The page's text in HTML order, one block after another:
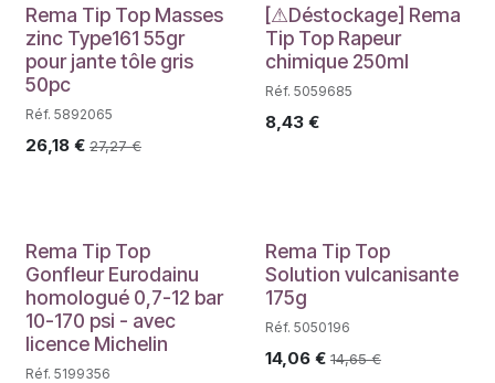
PROMO
Rema Tip Top Masses
zinc Type161 55gr
pour jante tôle gris
50pc
Réf. 5892065
26,18 € 27,27€
Déstockage
[⚠Déstockage] Rema
Tip Top Rapeur
chimique 250ml
Réf. 5059685
8,43€
Rema Tip Top
Gonfleur Eurodainu
homologué 0,7-12 bar
10-170 psi - avec
licence Michelin
Réf. 5199356
Rema Tip Top
Solution vulcanisante
175g
Réf. 5050196
14,06€ 14,65€